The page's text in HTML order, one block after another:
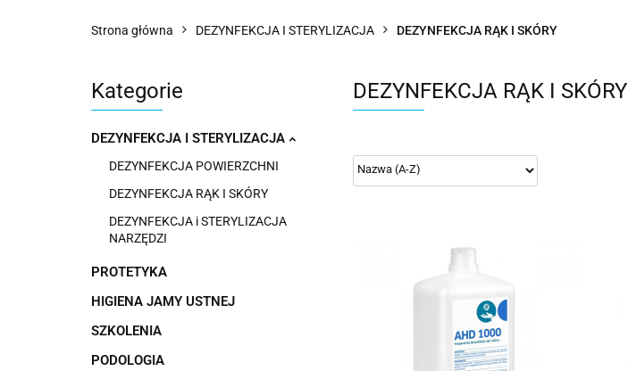
Strona główna DEZYNFEKCJA I STERYLIZACJA DEZYNFEKCJA RĄK I SKÓRY
Kategorie
DEZYNFEKCJA I STERYLIZACJA
DEZYNFEKCJA POWIERZCHNI
DEZYNFEKCJA RĄK I SKÓRY
DEZYNFEKCJA i STERYLIZACJA
NARZĘDZI
PROTETYKA
HIGIENA JAMY USTNEJ
SZKOLENIA
PODOLOGIA
DEZYNFEKCJA RĄK I SKÓRY